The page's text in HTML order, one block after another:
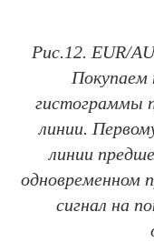
Рис.12. EUR/
Покупаем
гистограммы
линии.
линии
одновременном
сигнал на